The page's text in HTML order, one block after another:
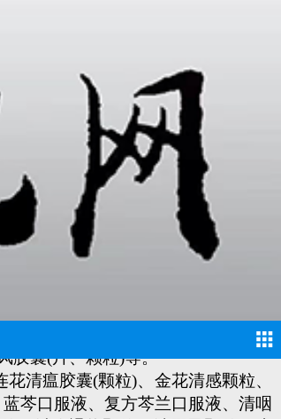
解毒胶囊(颗粒)、荆防败毒颗粒、
胶囊(片、颗粒)等。
清瘟胶囊(颗粒)、金花清感颗粒、
芩口服液、复方芩兰口服液、清咽